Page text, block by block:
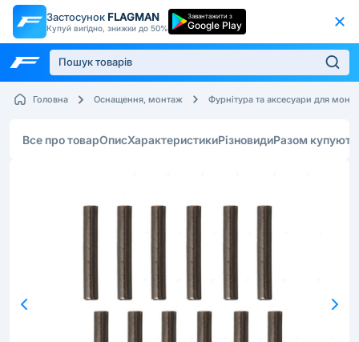
Застосунок FLAGMAN
Купуй вигідно, знижки до 50%
Завантажити з
Google Play
Головна Оснащення, монтаж Фурнітура та аксесуари для
Все про товарОписХарактеристикиРізновидиРазом купують